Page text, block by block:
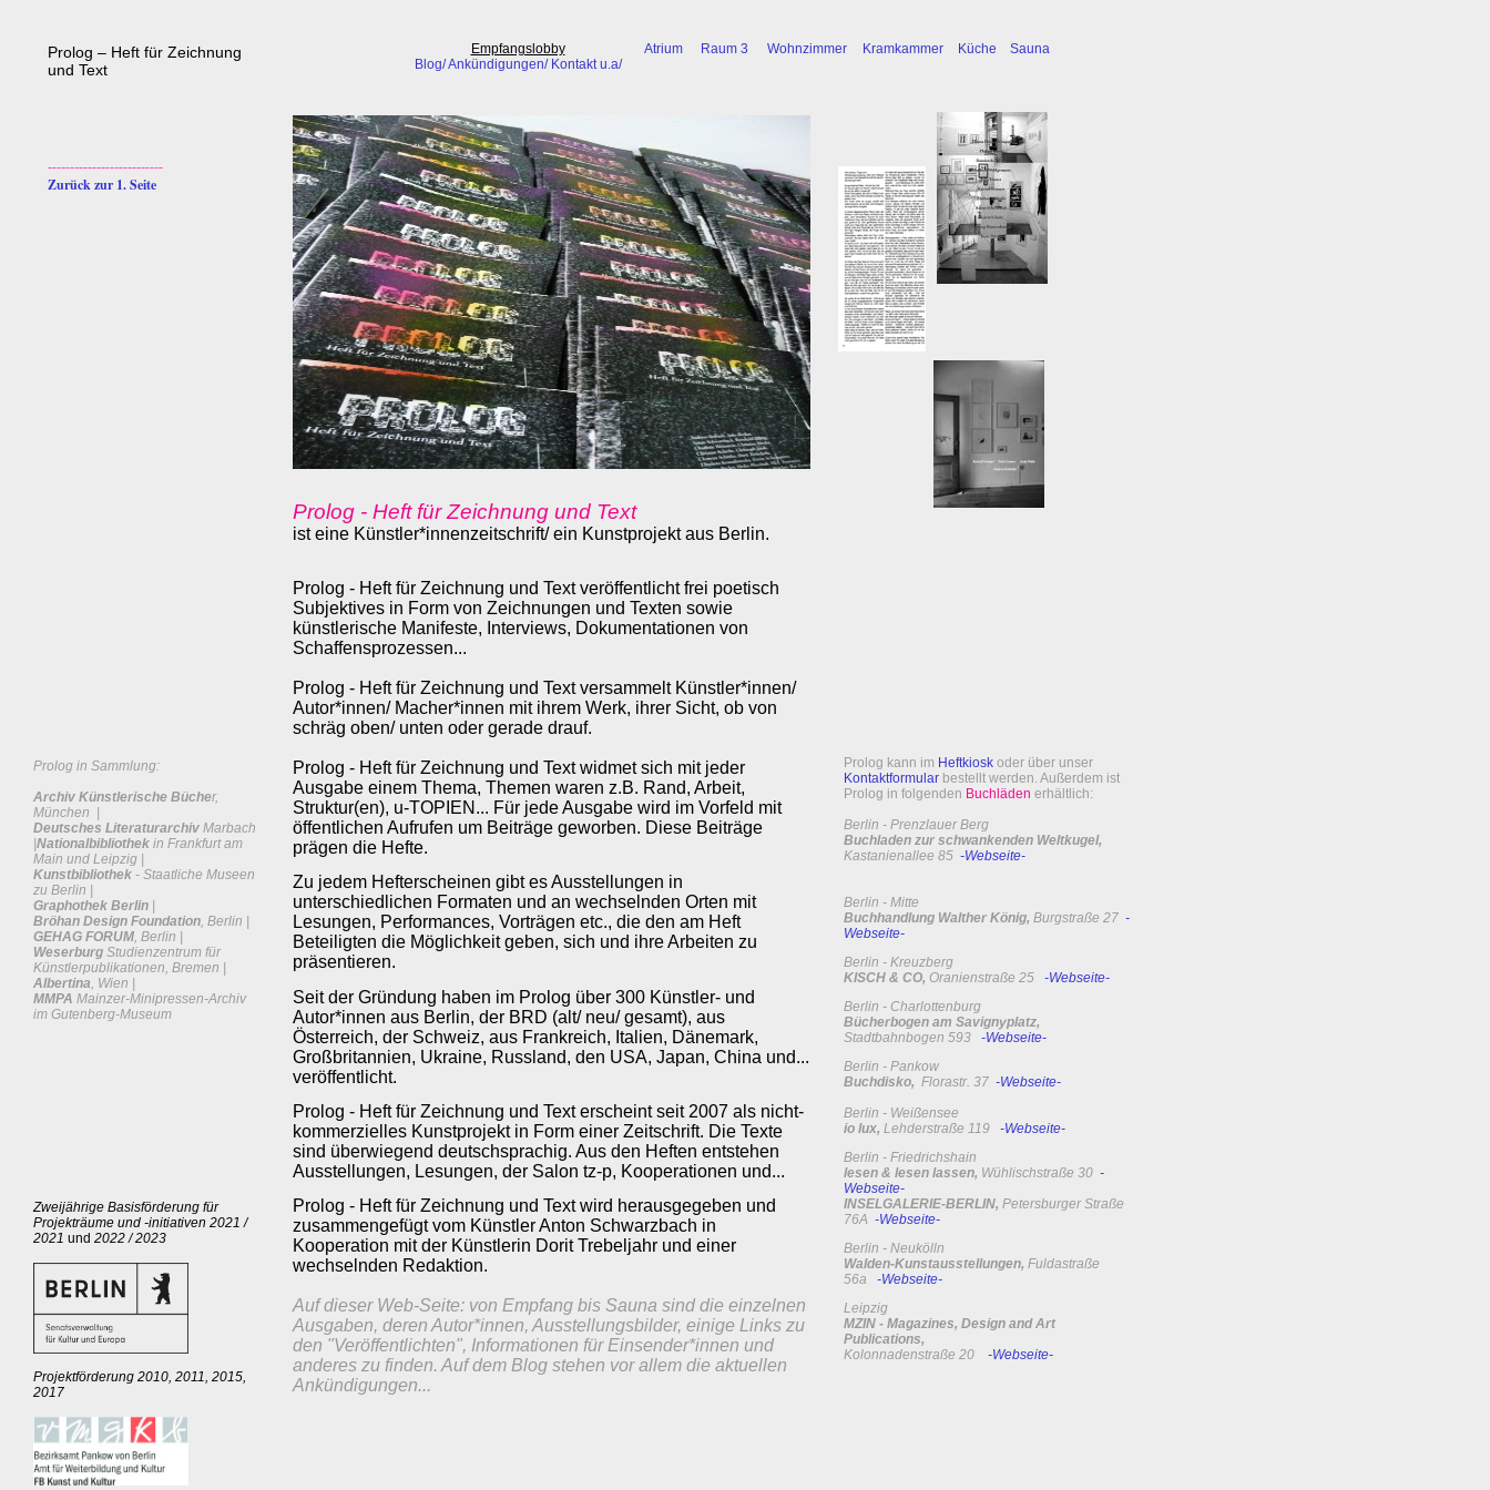
Prolog kann im Heftkiosk oder über unser
Kontaktformular bestellt werden. Außerdem ist
Prolog in folgenden Buchläden erhältlich:
Berlin - Prenzlauer Berg
Buchladen zur schwankenden Weltkugel,
Kastanienallee 85 -Webseite-
Berlin - Mitte
Buchhandlung Walther König, Burgstraße 27 -
Webseite-
Berlin - Kreuzberg
KISCH & CO, Oranienstraße 25 -Webseite-
Berlin - Charlottenburg
Bücherbogen am Savignyplatz,
Stadtbahnbogen 593 -Webseite-
Berlin - Pankow
Buchdisko, Florastr. 37 -Webseite-
Berlin - Weißensee
io lux, Lehderstraße 119 -Webseite-
Berlin - Friedrichshain
lesen & lesen lassen, Wühlischstraße 30 -
Webseite-
INSELGALERIE-BERLIN, Petersburger Straße
76A -Webseite-
Berlin - Neukölln
Walden-Kunstausstellungen, Fuldastraße
56a -Webseite-
Leipzig
MZIN - Magazines, Design and Art
Publications,
Kolonnadenstraße 20 -Webseite-
Prolog – Heft für Zeichnung
und Text
--------------------------
Zurück zur 1. Seite
Prolog - Heft für Zeichnung und Text
ist eine Künstler*innenzeitschrift/ ein Kunstprojekt aus Berlin.
Prolog - Heft für Zeichnung und Text veröffentlicht frei poetisch
Subjektives in Form von Zeichnungen und Texten sowie
künstlerische Manifeste, Interviews, Dokumentationen von
Schaffensprozessen...
Prolog - Heft für Zeichnung und Text versammelt Künstler*innen/
Autor*innen/ Macher*innen mit ihrem Werk, ihrer Sicht, ob von
schräg oben/ unten oder gerade drauf.
Prolog - Heft für Zeichnung und Text widmet sich mit jeder
Ausgabe einem Thema, Themen waren z.B. Rand, Arbeit,
Struktur(en), u-TOPIEN... Für jede Ausgabe wird im Vorfeld mit
öffentlichen Aufrufen um Beiträge geworben. Diese Beiträge
prägen die Hefte.
Zu jedem Hefterscheinen gibt es Ausstellungen in
unterschiedlichen Formaten und an wechselnden Orten mit
Lesungen, Performances, Vorträgen etc., die den am Heft
Beteiligten die Möglichkeit geben, sich und ihre Arbeiten zu
präsentieren.
Seit der Gründung haben im Prolog über 300 Künstler- und
Autor*innen aus Berlin, der BRD (alt/ neu/ gesamt), aus
Österreich, der Schweiz, aus Frankreich, Italien, Dänemark,
Großbritannien, Ukraine, Russland, den USA, Japan, China und...
veröffentlicht.
Prolog - Heft für Zeichnung und Text erscheint seit 2007 als nicht-
kommerzielles Kunstprojekt in Form einer Zeitschrift. Die Texte
sind überwiegend deutschsprachig. Aus den Heften entstehen
Ausstellungen, Lesungen, der Salon tz-p, Kooperationen und...
Prolog - Heft für Zeichnung und Text wird herausgegeben und
zusammengefügt vom Künstler Anton Schwarzbach in
Kooperation mit der Künstlerin Dorit Trebeljahr und einer
wechselnden Redaktion.
Auf dieser Web-Seite: von Empfang bis Sauna sind die einzelnen
Ausgaben, deren Autor*innen, Ausstellungsbilder, einige Links zu
den "Veröffentlichten", Informationen für Einsender*innen und
anderes zu finden. Auf dem Blog stehen vor allem die aktuellen
Ankündigungen...
Empfangslobby
Blog/ Ankündigungen/ Kontakt u.a/
Atrium Raum 3 Wohnzimmer Kramkammer Küche Sauna
Prolog in Sammlung:
Archiv Künstlerische Bücher,
München |
Deutsches Literaturarchiv Marbach
Nationalbibliothek in Frankfurt am
Main und Leipzig |
Kunstbibliothek - Staatliche Museen
zu Berlin |
Graphothek Berlin
Bröhan Design Foundation, Berlin |
GEHAG FORUM, Berlin |
Weserburg Studienzentrum für
Künstlerpublikationen, Bremen |
Albertina, Wien |
MMPA Mainzer-Minipressen-Archiv
im Gutenberg-Museum
Zweijährige Basisförderung für
Projekträume und -initiativen 2021 /
2021 und 2022 / 2023
Projektförderung 2010, 2011, 2015,
2017